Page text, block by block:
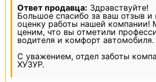
Ответ продавца: Здравствуйте!
Большое спасибо за ваш отзыв и
оценку работы нашей компании!
ценим, что вы отметили
водителя и комфорт автомобиля.
С уважением, отдел заботы
ХУЗУР.
обработки персональных
— принимать правовые,
организационные и
для защиты персональных
от неправомерного или
доступа к ним,
изменения, блокирования,
предоставления,